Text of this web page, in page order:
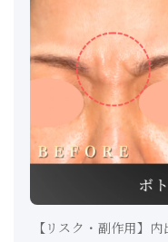
【リスク・副作用】